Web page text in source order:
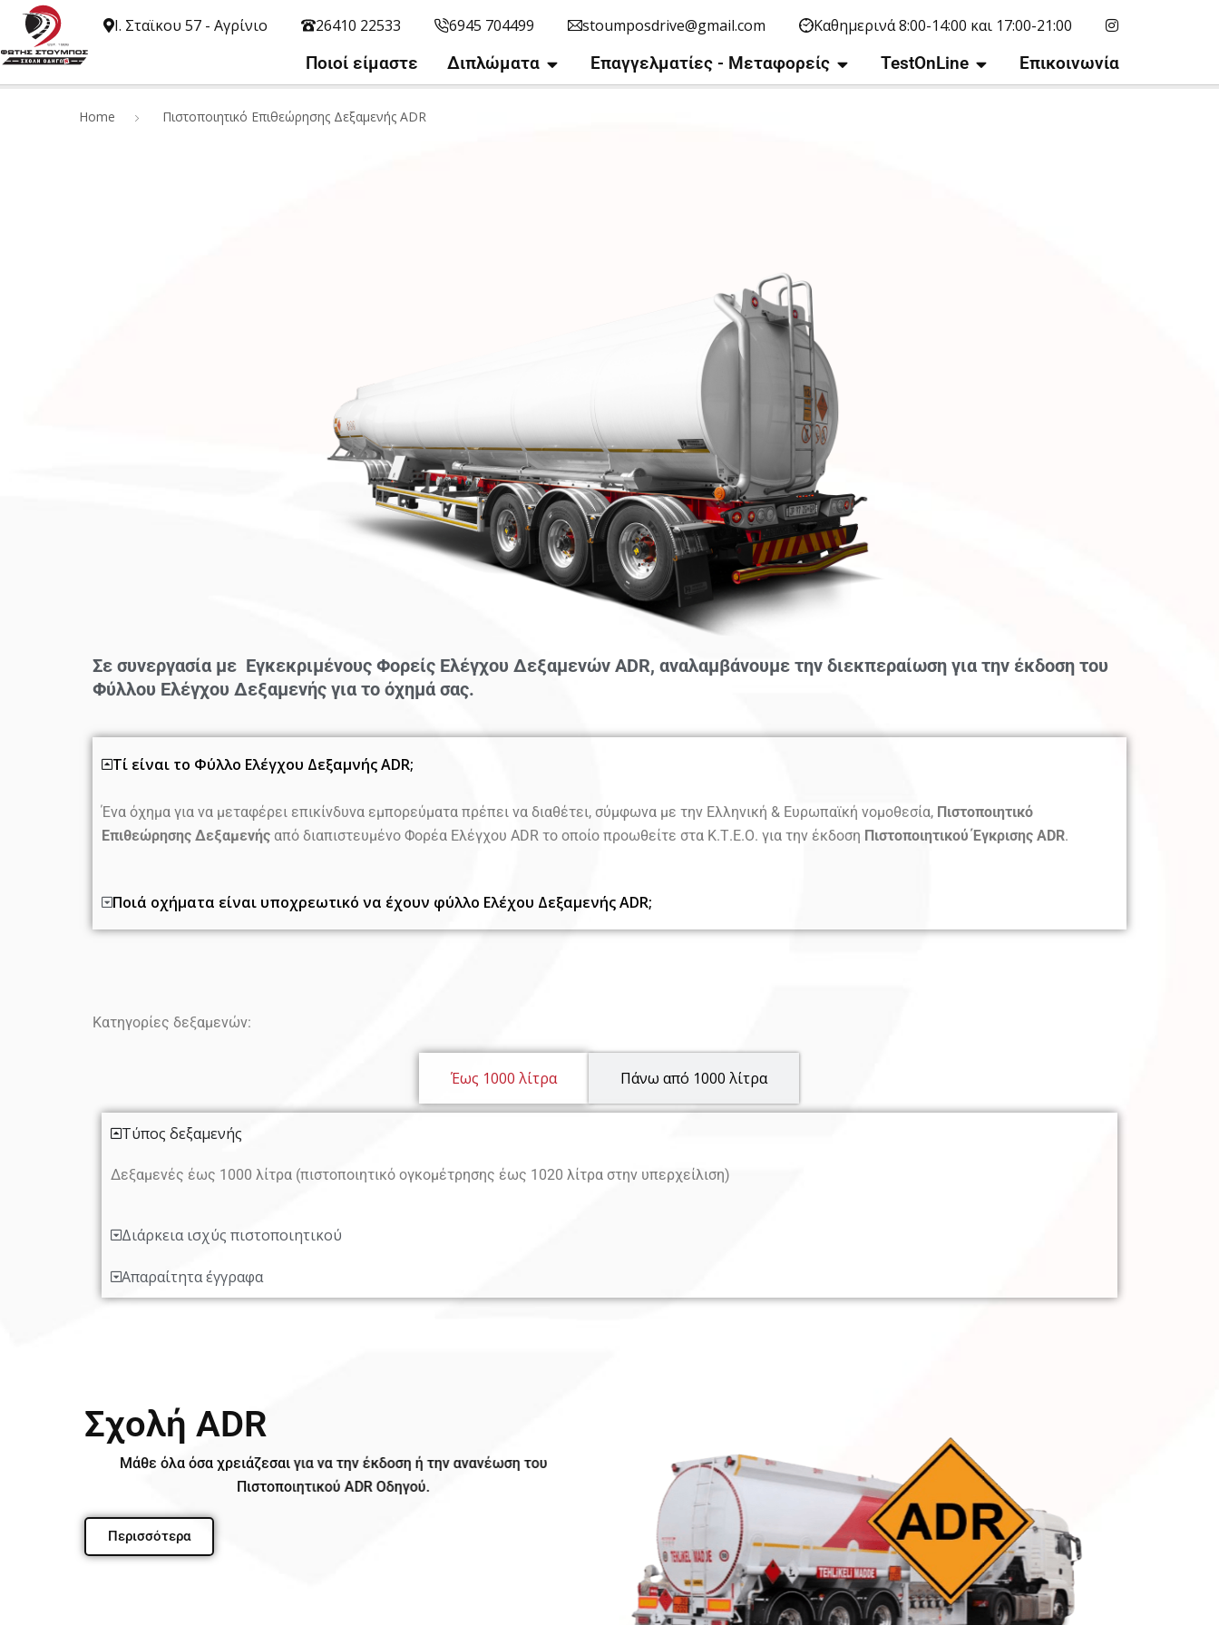
Ι. Σταϊκου 57 - Αγρίνιο 26410 22533 6945 704499 stoumposdrive@gmail.com Καθημερινά 8:00-14:00 και 17:00-21:00
Ποιοί είμαστε Διπλώματα Επαγγελματίες - Μεταφορείς TestOnLine Επικοινωνία
Home Πιστοποιητικό Επιθεώρησης Δεξαμενής ADR
Σε συνεργασία με Εγκεκριμένους Φορείς Ελέγχου Δεξαμενών ADR, αναλαμβάνουμε την διεκπεραίωση για την έκδοση του
Φύλλου Ελέγχου Δεξαμενής για το όχημά σας.
Τί είναι το Φύλλο Ελέγχου Δεξαμνής ADR;
Ένα όχημα για να μεταφέρει επικίνδυνα εμπορεύματα πρέπει να διαθέτει, σύμφωνα με την Ελληνική & Ευρωπαϊκή νομοθεσία, Πιστοποιητικό
Επιθεώρησης Δεξαμενής από διαπιστευμένο Φορέα Ελέγχου ADR το οποίο προωθείτε στα Κ.Τ.Ε.Ο. για την έκδοση Πιστοποιητικού Έγκρισης ADR.
Ποιά οχήματα είναι υποχρεωτικό να έχουν φύλλο Ελέχου Δεξαμενής ADR;
Κατηγορίες δεξαμενών:
Έως 1000 λίτρα Πάνω από 1000 λίτρα
Τύπος δεξαμενής
Δεξαμενές έως 1000 λίτρα (πιστοποιητικό ογκομέτρησης έως 1020 λίτρα στην υπερχείλιση)
Διάρκεια ισχύς πιστοποιητικού
Απαραίτητα έγγραφα
Σχολή ADR
Μάθε όλα όσα χρειάζεσαι για να την έκδοση ή την ανανέωση του
Πιστοποιητικού ADR Οδηγού.
Περισσότερα